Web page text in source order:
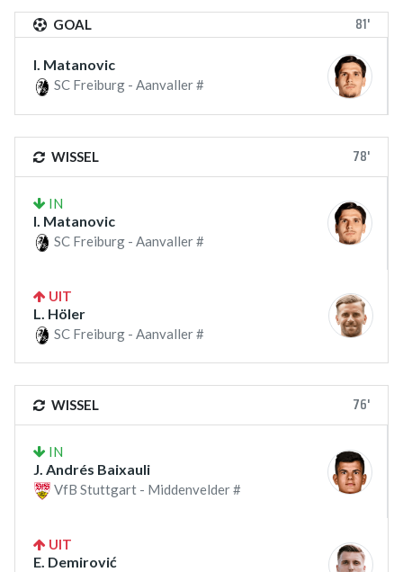
GOAL 81'
I. Matanovic
SC Freiburg - Aanvaller #
WISSEL 78'
IN
I. Matanovic
SC Freiburg - Aanvaller #
UIT
L. Höler
SC Freiburg - Aanvaller #
WISSEL 76'
IN
J. Andrés Baixauli
VfB Stuttgart - Middenvelder #
UIT
E. Demirović